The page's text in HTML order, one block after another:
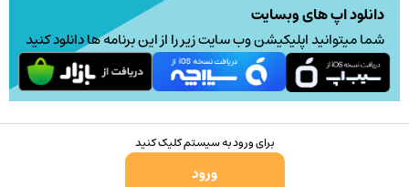
است
در
صفحه
محصول
انتخاب
شوند
در
دانلود اپ های وبسایت
شما میتوانید اپلیکیشن وب سایت زیر را از این برنامه ها دانلود کنید
برای ورود به سیستم کلیک کنید
ورود